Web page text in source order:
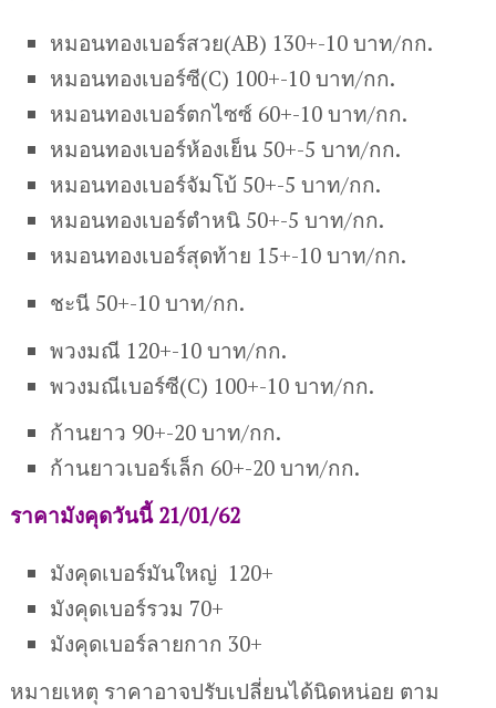
หมอนทองเบอร์สวย(AB) 130+-10 บาท/กก.
หมอนทองเบอร์ซี(C) 100+-10 บาท/กก.
หมอนทองเบอร์ตกไซซ์ 60+-10 บาท/กก.
หมอนทองเบอร์ห้องเย็น 50+-5 บาท/กก.
หมอนทองเบอร์จัมโบ้ 50+-5 บาท/กก.
หมอนทองเบอร์ตำหนิ 50+-5 บาท/กก.
หมอนทองเบอร์สุดท้าย 15+-10 บาท/กก.
ชะนี 50+-10 บาท/กก.
พวงมณี 120+-10 บาท/กก.
พวงมณีเบอร์ซี(C) 100+-10 บาท/กก.
ก้านยาว 90+-20 บาท/กก.
ก้านยาวเบอร์เล็ก 60+-20 บาท/กก.
ราคามังคุดวันนี้ 21/01/62
มังคุดเบอร์มันใหญ่ 120+
มังคุดเบอร์รวม 70+
มังคุดเบอร์ลายกาก 30+
หมายเหตุ ราคาอาจปรับเปลี่ยนได้นิดหน่อย ตาม